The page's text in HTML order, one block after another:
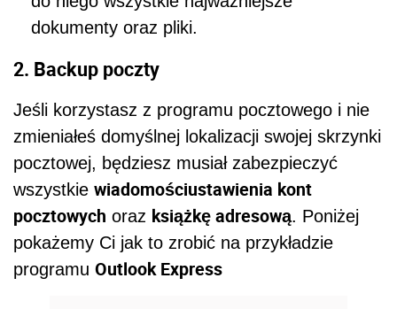
dokumenty oraz pliki.
2. Backup poczty
Jeśli korzystasz z programu pocztowego i nie
zmieniałeś domyślnej lokalizacji swojej skrzynki
pocztowej, będziesz musiał zabezpieczyć
wszystkie wiadomościustawienia kont
pocztowych oraz książkę adresową. Poniżej
pokażemy Ci jak to zrobić na przykładzie
programu Outlook Express